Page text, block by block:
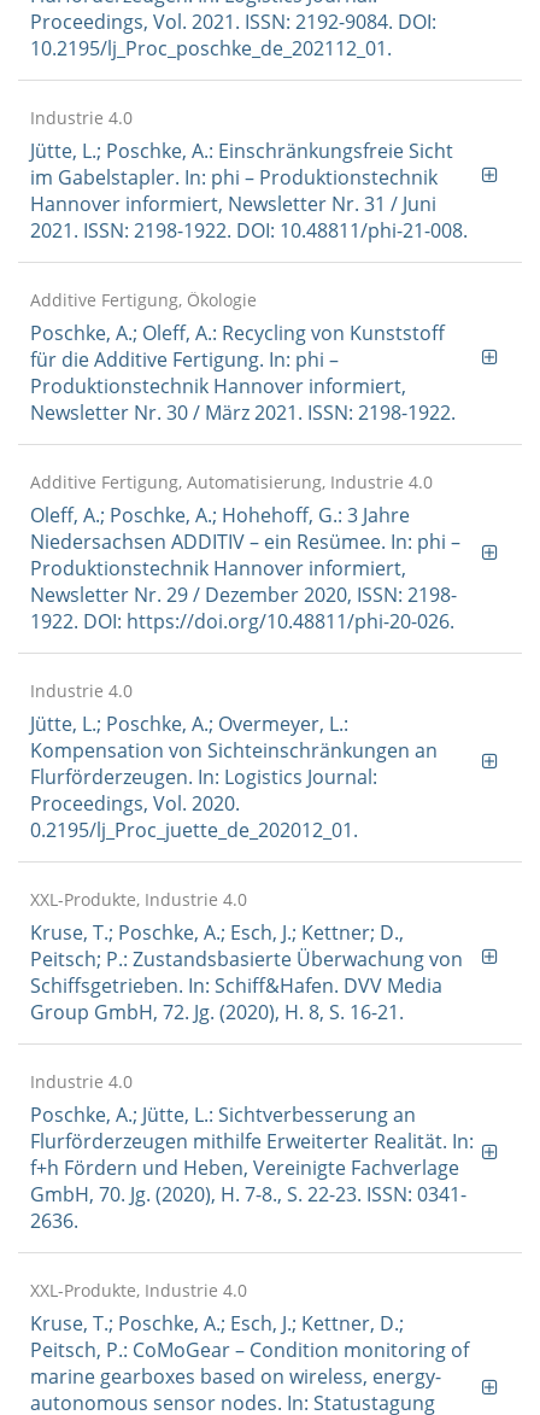
Proceedings, Vol. 2021. ISSN: 2192-9084. DOI:
10.2195/lj_Proc_poschke_de_202112_01.
Industrie 4.0
Jütte, L.; Poschke, A.: Einschränkungsfreie Sicht
im Gabelstapler. In: phi – Produktionstechnik
Hannover informiert, Newsletter Nr. 31 / Juni
2021. ISSN: 2198-1922. DOI: 10.48811/phi-21-008.
Additive Fertigung, Ökologie
Poschke, A.; Oleff, A.: Recycling von Kunststoff
für die Additive Fertigung. In: phi –
Produktionstechnik Hannover informiert,
Newsletter Nr. 30 / März 2021. ISSN: 2198-1922.
Additive Fertigung, Automatisierung, Industrie 4.0
Oleff, A.; Poschke, A.; Hohehoff, G.: 3 Jahre
Niedersachsen ADDITIV – ein Resümee. In: phi –
Produktionstechnik Hannover informiert,
Newsletter Nr. 29 / Dezember 2020, ISSN: 2198-
1922. DOI: https://doi.org/10.48811/phi-20-026.
Industrie 4.0
Jütte, L.; Poschke, A.; Overmeyer, L.:
Kompensation von Sichteinschränkungen an
Flurförderzeugen. In: Logistics Journal:
Proceedings, Vol. 2020.
0.2195/lj_Proc_juette_de_202012_01.
XXL-Produkte, Industrie 4.0
Kruse, T.; Poschke, A.; Esch, J.; Kettner; D.,
Peitsch; P.: Zustandsbasierte Überwachung von
Schiffsgetrieben. In: Schiff&Hafen. DVV Media
Group GmbH, 72. Jg. (2020), H. 8, S. 16-21.
Industrie 4.0
Poschke, A.; Jütte, L.: Sichtverbesserung an
Flurförderzeugen mithilfe Erweiterter Realität. In:
f+h Fördern und Heben, Vereinigte Fachverlage
GmbH, 70. Jg. (2020), H. 7-8., S. 22-23. ISSN: 0341-
2636.
XXL-Produkte, Industrie 4.0
Kruse, T.; Poschke, A.; Esch, J.; Kettner, D.;
Peitsch, P.: CoMoGear – Condition monitoring of
marine gearboxes based on wireless, energy-
autonomous sensor nodes. In: Statustagung